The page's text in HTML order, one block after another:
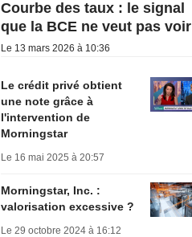
Courbe des taux : le signal
que la BCE ne veut pas voir
Le 13 mars 2026 à 10:36
Le crédit privé obtient
une note grâce à
l'intervention de
Morningstar
Le 16 mai 2025 à 20:57
Morningstar, Inc. :
valorisation excessive ?
Le 29 octobre 2024 à 16:12